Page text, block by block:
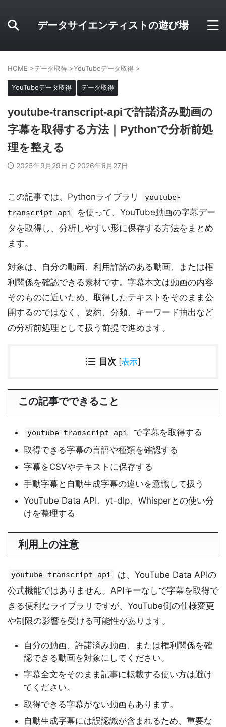
データサイエンティストの遊び場
HOME >データ取得 >YouTubeデータ取得 >
YouTubeデータ取得 データ取得
youtube-transcript-apiで許諾済み動画の
字幕を取得する方法｜Pythonで分析前処
理を整える
2025年9月29日 2026年6月27日
この記事では、Pythonライブラリ
youtube-
transcript-api
を使って、YouTube動画の字幕デー
タを取得し、分析しやすい形に保存する方法をまとめ
ます。
対象は、自分の動画、利用許諾のある動画、または権
利関係を確認できる素材です。字幕本文は動画の内容
そのものに近いため、取得したテキストをそのまま公
開するのではなく、要約、分類、キーワード抽出など
の分析前処理として扱う前提で進めます。
目次 [表示]
この記事でできること
youtube-transcript-api
で字幕を取得する
取得できる字幕の言語や種類を確認する
字幕をCSVやテキストに保存する
手動字幕と自動生成字幕の違いを意識して扱う
YouTube Data API、yt-dlp、Whisperとの使い分
けを整理する
利用上の注意
youtube-transcript-api
は、YouTube Data APIの
公式機能ではありません。APIキーなしで字幕を取得で
きる便利なライブラリですが、YouTube側の仕様変更
や制限の影響を受ける可能性があります。
自分の動画、許諾済み動画、または権利関係を確
認できる動画を対象にしてください。
字幕全文をそのまま記事に転載する使い方は避け
てください。
取得できる字幕がない動画もあります。
自動生成字幕には誤認識が含まれるため、重要な